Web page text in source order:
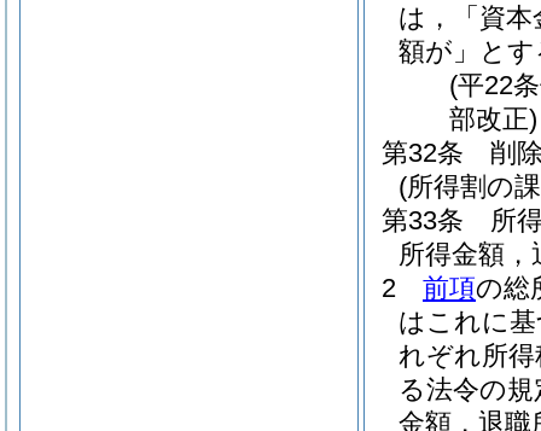
は，「資
額が」とす
(平22
部改正)
第32条
削
(所得割の
第33条
所
所得金額
2
前項の総
はこれに
れぞれ所得
る法令の
金額，退